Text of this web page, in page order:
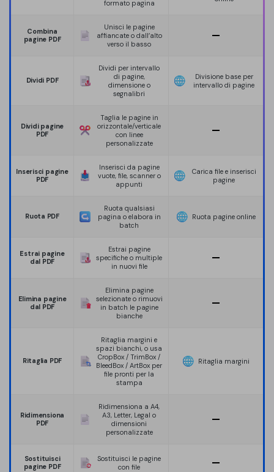
formato pagina
Combina
pagine PDF
Unisci le pagine
affiancate o dall’alto
verso il basso
Dividi PDF
Dividi per intervallo
di pagine,
dimensione o
segnalibri
Divisione base per
intervallo di pagine
Dividi pagine
PDF
Taglia le pagine in
orizzontale/verticale
con linee
personalizzate
Inserisci pagine
PDF
Inserisci da pagine
vuote, file, scanner o
appunti
Carica file e inserisci
pagine
Ruota PDF
Ruota qualsiasi
pagina o elabora in
batch
Ruota pagine online
Estrai pagine
dal PDF
Estrai pagine
specifiche o multiple
in nuovi file
Elimina pagine
dal PDF
Elimina pagine
selezionate o rimuovi
in batch le pagine
bianche
Ritaglia PDF
Ritaglia margini e
spazi bianchi, o usa
CropBox / TrimBox /
BleedBox / ArtBox per
file pronti per la
stampa
Ritaglia margini
Ridimensiona
PDF
Ridimensiona a A4,
A3, Letter, Legal o
dimensioni
personalizzate
Sostituisci
pagine PDF
Sostituisci le pagine
con file